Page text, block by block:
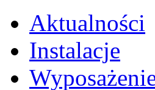
Aktualności
Instalacje